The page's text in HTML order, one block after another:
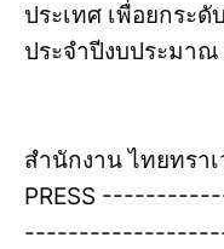
ประเทศ เพื่อยกระ
ประจำปีงบประมา
สำนักงาน ไทยทราเ
PRESS
--------------------